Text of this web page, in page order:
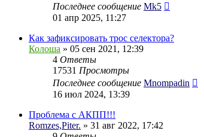
Последнее сообщение Mk5
01 апр 2025, 11:27
Как зафиксировать трос селектора?
Колоша » 05 сен 2021, 12:39
4 Ответы
17531 Просмотры
Последнее сообщение Mnompadin
16 июл 2024, 13:39
Проблема с АКПП!!!
Romzes,Piter. » 31 авг 2022, 17:42